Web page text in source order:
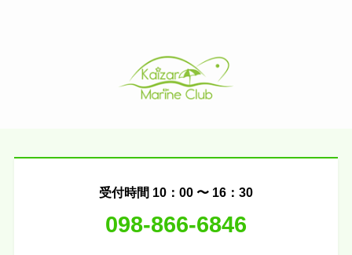
受付時間 10：00 〜 16：30
098-866-6846